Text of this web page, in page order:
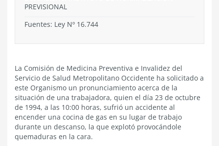
PREVISIONAL
Fuentes: Ley Nº 16.744
La Comisión de Medicina Preventiva e Invalidez del
Servicio de Salud Metropolitano Occidente ha solicitado a
este Organismo un pronunciamiento acerca de la
situación de una trabajadora, quien el día 23 de octubre
de 1994, a las 10:00 horas, sufrió un accidente al
encender una cocina de gas en su lugar de trabajo
durante un descanso, la que explotó provocándole
quemaduras en la cara.